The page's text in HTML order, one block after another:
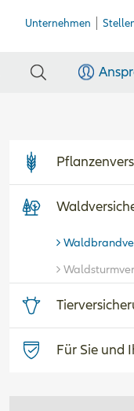
Unternehmen
Für Sie und